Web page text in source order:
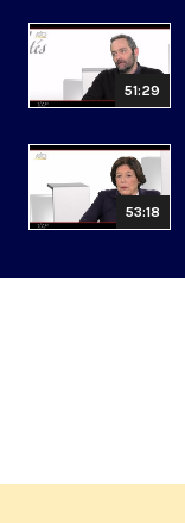
51:29
53:18